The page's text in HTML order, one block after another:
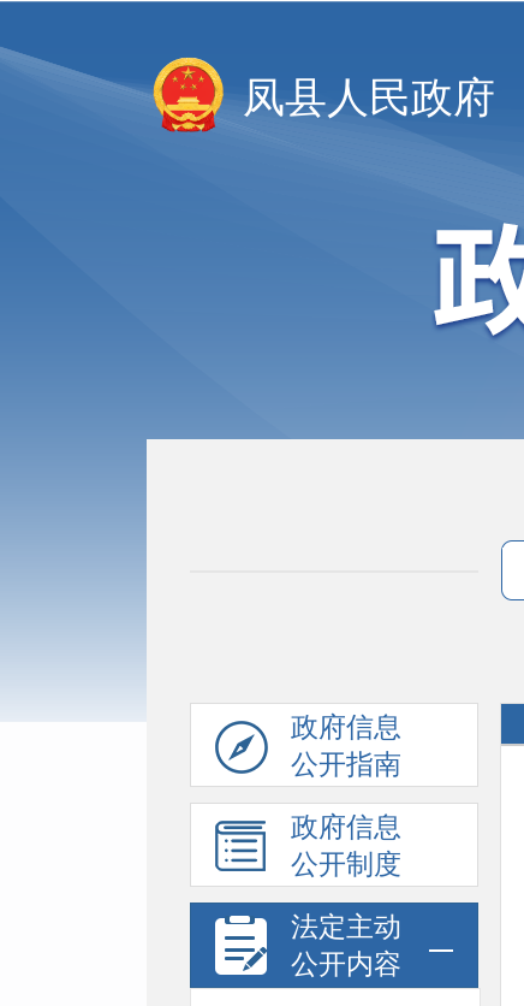
凤县人民政府
政府信息
公开指南
政府信息
公开制度
法定主动
公开内容